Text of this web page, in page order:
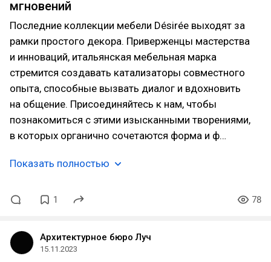
мгновений
Последние коллекции мебели Désirée выходят за
рамки простого декора. Приверженцы мастерства
и инноваций, итальянская мебельная марка
стремится создавать катализаторы совместного
опыта, способные вызвать диалог и вдохновить
на общение. Присоединяйтесь к нам, чтобы
познакомиться с этими изысканными творениями,
в которых органично сочетаются форма и ф…
Показать полностью
1 78
Архитектурное бюро Луч
15.11.2023